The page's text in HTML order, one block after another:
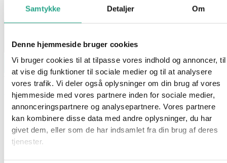
Samtykke Detaljer Om
Denne hjemmeside bruger cookies
Vi bruger cookies til at tilpasse vores indhold og annoncer, til
at vise dig funktioner til sociale medier og til at analysere
vores trafik. Vi deler også oplysninger om din brug af vores
hjemmeside med vores partnere inden for sociale medier,
annonceringspartnere og analysepartnere. Vores partnere
kan kombinere disse data med andre oplysninger, du har
givet dem, eller som de har indsamlet fra din brug af deres
tjenester.
På lager: På lager
Læg i kurv
Varenummer
96880Kategorier Kreativt og Lærerigt
STEM -
legetøj
Beskrivelse
Spørg om produktet
Stort og farverigt sæt med magnetiske byggebrikker fra